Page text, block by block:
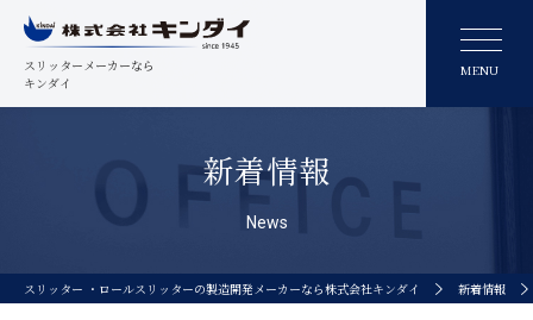
スリッターメーカーなら
キンダイ
MENU
新着情報
News
スリッター ・ロールスリッターの製造開発メーカーなら株式会社キンダイ 新着情報